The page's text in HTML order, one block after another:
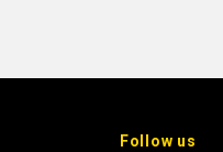
Follow us